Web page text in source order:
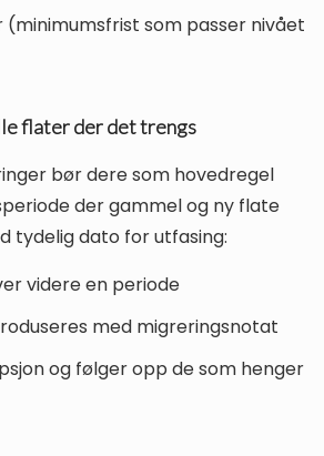
(minimumsfrist som passer nivået
flater der det trengs
bør dere som hovedregel
der gammel og ny flate
tydelig dato for utfasing:
videre en periode
med migreringsnotat
og følger opp de som henger